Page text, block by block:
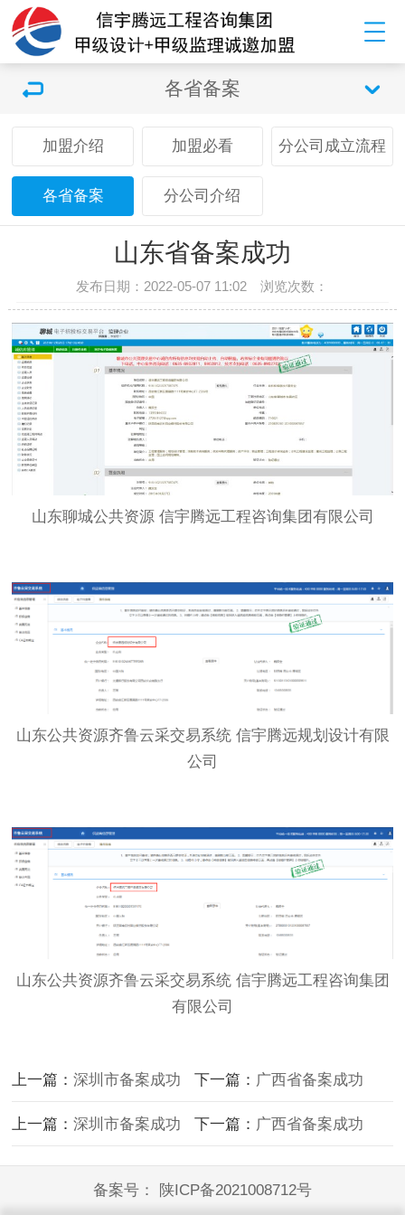
各省备案
加盟介绍 加盟必看 分公司成立流程
各省备案 分公司介绍
山东省备案成功
发布日期：2022-05-07 11:02 浏览次数：
山东聊城公共资源 信宇腾远工程咨询集团有限公司
山东公共资源齐鲁云采交易系统 信宇腾远规划设计有限
公司
山东公共资源齐鲁云采交易系统 信宇腾远工程咨询集团
有限公司
上一篇：深圳市备案成功 下一篇： 广西省备案成功
上一篇：深圳市备案成功 下一篇： 广西省备案成功
备案号： 陕ICP备2021008712号